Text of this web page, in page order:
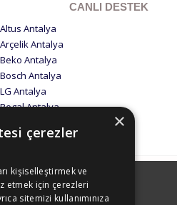
CANLI DESTEK
Altus Antalya
Arçelik Antalya
Beko Antalya
Bosch Antalya
LG Antalya
Regal Antalya
Siemens Antalya
KURUMSAL
×
çerezler
kişiselleştirmek ve
etmek için çerezleri
sitemizi kullanımınıza